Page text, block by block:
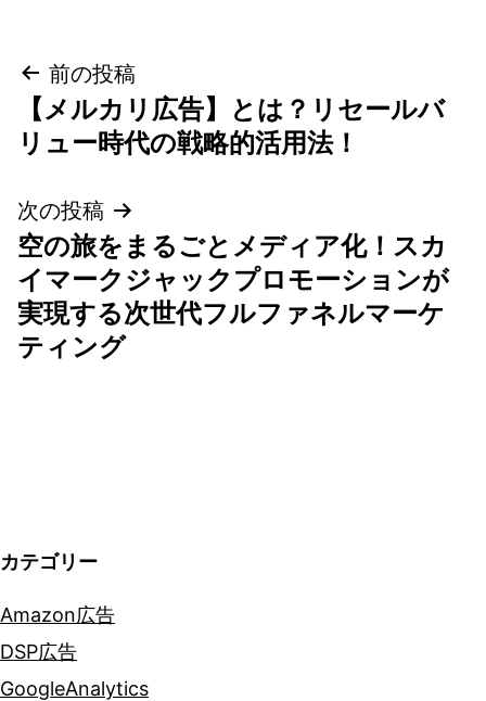
投
稿
ビ
ゲ
ー
前の投稿
【メルカリ広告】とは？リセールバ
リュー時代の戦略的活用法！
次の投稿
空の旅をまるごとメディア化！スカ
イマークジャックプロモーションが
実現する次世代フルファネルマーケ
ティング
カテゴリー
Amazon広告
DSP広告
GoogleAnalytics